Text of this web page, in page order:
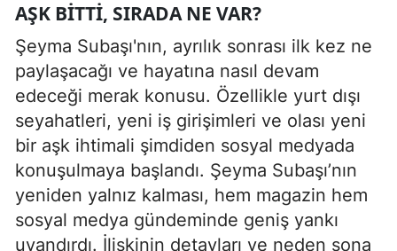
AŞK BITTI, SIRADA NE VAR?
Şeyma Subaşı'nın, ayrılık sonrası ilk kez ne
paylaşacağı ve hayatına nasıl devam
edeceği merak konusu. Özellikle yurt dışı
seyahatleri, yeni iş girişimleri ve olası yeni
bir aşk ihtimali şimdiden sosyal medyada
konuşulmaya başlandı. Şeyma Subaşı’nın
yeniden yalnız kalması, hem magazin hem
sosyal medya gündeminde geniş yankı
uyandırdı. İlişkinin detayları ve neden sona